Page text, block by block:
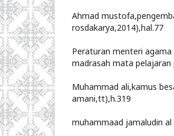
Ahmad
rosdakarya,2014),hal.77
Peraturan menteri
madrasah mata pelajaran
Muhammad ali,kamus
amani,tt),h.319
muhammaad jamaludin